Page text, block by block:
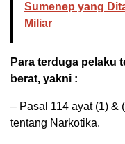
Sumenep yang
Miliar
​Para terduga pelaku
berat, yakni :
– ​Pasal 114 ayat (1) &
tentang Narkotika.